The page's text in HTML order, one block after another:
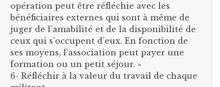
opération peut être réfléchie avec les
bénéficiaires externes qui sont à même de
juger de l’amabilité et de la disponibilité de
ceux qui s’occupent d’eux. En fonction de
ses moyens, l’association peut payer une
formation ou un petit séjour. »
6- Réfléchir à la valeur du travail de chaque